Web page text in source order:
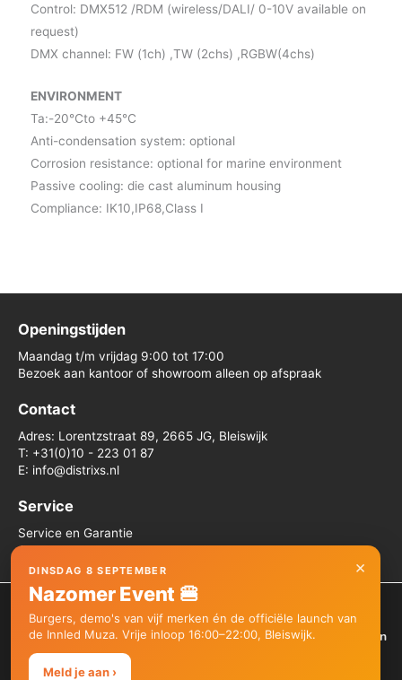
Control: DMX512 /RDM (wireless/DALI/ 0-10V available on
request)
DMX channel: FW (1ch) ,TW (2chs) ,RGBW(4chs)
ENVIRONMENT
Ta:-20℃to +45℃
Anti-condensation system: optional
Corrosion resistance: optional for marine environment
Passive cooling: die cast aluminum housing
Compliance: IK10,IP68,Class I
Openingstijden
Maandag t/m vrijdag 9:00 tot 17:00
Bezoek aan kantoor of showroom alleen op afspraak
Contact
Adres: Lorentzstraat 89, 2665 JG, Bleiswijk
T: +31(0)10 - 223 01 87
E: info@distrixs.nl
Service
Service en Garantie
Algemene voorwaarden
Copyright © 2026 Distrixs
We gebruiken cookies om je de beste ervaring op onze site te
bieden.
Je kunt meer informatie vinden over welke cookies we gebruiken
of deze uitschakelen in de
×
DINSDAG 8 SEPTEMBER
Nazomer Event 🍔
Burgers, demo's van vijf merken én de officiële launch van
de Innled Muza. Vrije inloop 16:00–22:00, Bleiswijk.
Meld je aan ›